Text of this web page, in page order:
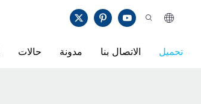
حالات مدونة الاتصال بنا تحميل